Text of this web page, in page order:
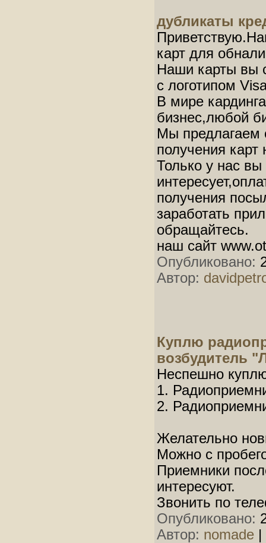
дубликаты
карт для
Наши карты вы
с логотипом
В мире
бизнес,любой
Мы предлагаем
получения
Только у нас вы
получения
заработать
обращайтесь.
наш сайт
Опубликовано:
Автор:
Куплю
возбудитель
Неспешно
1.
2.
Желательно
Можно с
Приемники
интересуют.
Звонить по
Опубликовано:
Автор: nomade |